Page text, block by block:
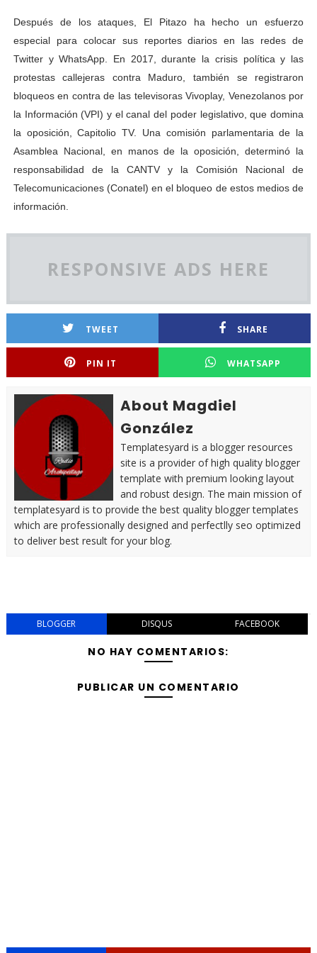
Después de los ataques, El Pitazo ha hecho un esfuerzo
especial para colocar sus reportes diarios en las redes de
Twitter y WhatsApp. En 2017, durante la crisis política y las
protestas callejeras contra Maduro, también se registraron
bloqueos en contra de las televisoras Vivoplay, Venezolanos por
la Información (VPI) y el canal del poder legislativo, que domina
la oposición, Capitolio TV. Una comisión parlamentaria de la
Asamblea Nacional, en manos de la oposición, determinó la
responsabilidad de la CANTV y la Comisión Nacional de
Telecomunicaciones (Conatel) en el bloqueo de estos medios de
información.
RESPONSIVE ADS HERE
TWEET SHARE
PIN IT WHATSAPP
About Magdiel
González
Templatesyard is a blogger resources
site is a provider of high quality blogger
template with premium looking layout
and robust design. The main mission of
templatesyard is to provide the best quality blogger templates
which are professionally designed and perfectlly seo optimized
to deliver best result for your blog.
BLOGGER DISQUS FACEBOOK
NO HAY COMENTARIOS:
PUBLICAR UN COMENTARIO